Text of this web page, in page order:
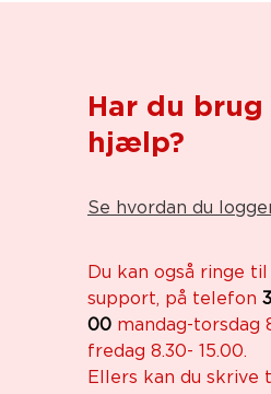
Har du
hjælp?
Se hvordan du
Du kan også ringe
support, på telefon
00 mandag-torsdag
fredag 8.30- 15.00.
Ellers kan du skrive